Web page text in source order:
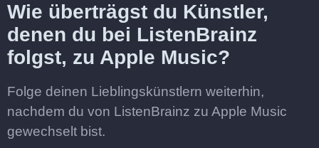
Wie überträgst du Künstler,
denen du bei ListenBrainz
folgst, zu Apple Music?
Folge deinen Lieblingskünstlern weiterhin,
nachdem du von ListenBrainz zu Apple Music
gewechselt bist.